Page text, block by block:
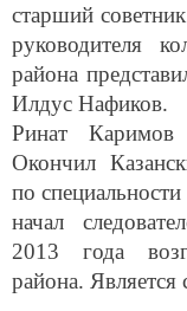
старший
руководителя
района
Илдус Нафиков.
Ринат Каримов
Окончил
по
начал
2013 года
района.